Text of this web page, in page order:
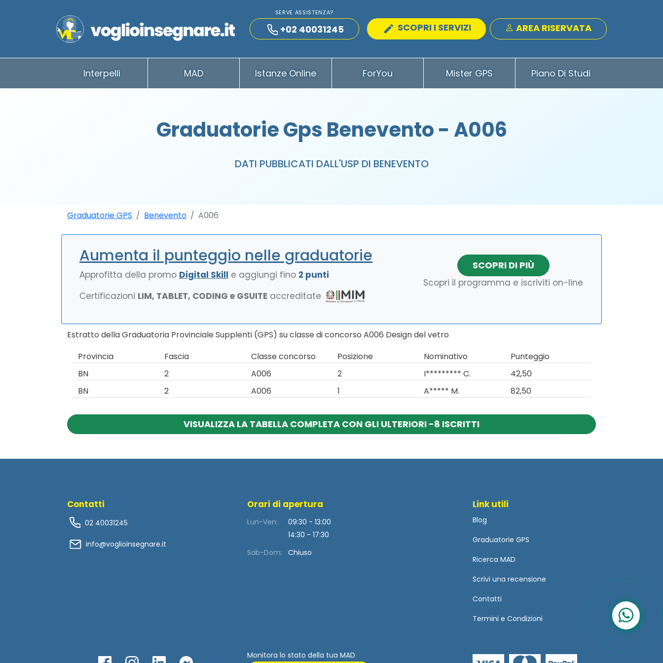
SERVE ASSISTENZA?
+02 40031245 SCOPRI I SERVIZI AREA RISERVATA
Interpelli MAD Istanze Online ForYou Mister GPS Piano Di Studi
Graduatorie Gps Benevento - A006
DATI PUBBLICATI DALL'USP DI BENEVENTO
Graduatorie GPS Benevento A006
Aumenta il punteggio nelle graduatorie
Approfitta della promo Digital Skill e aggiungi fino 2 punti
Certificazioni LIM, TABLET, CODING e GSUITE accreditate
SCOPRI DI PIÙ
Scopri il programma e iscriviti on-line
Estratto della Graduatoria Provinciale Supplenti (GPS) su classe di concorso A006 Design del vetro
Provincia
Fascia Classe concorso Posizione Nominativo
Punteggio
BN
2 A006 2 I********* C.
42,50
BN
2 A006 1 A***** M. 82,50
VISUALIZZA LA TABELLA COMPLETA CON GLI ULTERIORI -8 ISCRITTI
Contatti
02 40031245
info@voglioinsegnare.it
Orari di apertura
Lun-Ven:
09:30 - 13:00
14:30 - 17:30
Sab-Dom:
Chiuso
Link utili
Blog
Graduatorie GPS
Ricerca MAD
Scrivi una recensione
Contatti
Termini e Condizioni
Monitora lo stato della tua MAD